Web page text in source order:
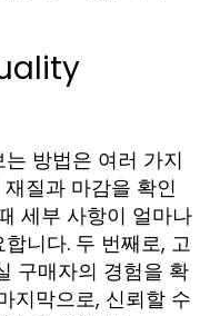
방법은 여러 가지
질과 마감을 확인
세부 사항이 얼마나
니다. 두 번째로, 고
구매자의 경험을 확
지막으로, 신뢰할 수